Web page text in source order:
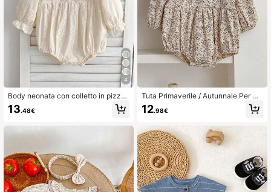
4
Body neonata con colletto in pizzo
e maniche lunghe, stile principessa
13.48€
Tuta Primaverile / Autunnale Per Ne
onata Con Colletto Peter-pan In Sc
hiffy E Fiori A Stampa
12.98€